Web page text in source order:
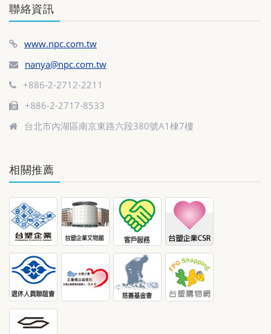
聯絡資訊
www.npc.com.tw
nanya@npc.com.tw
+886-2-2712-2211
+886-2-2717-8533
台北市內湖區南京東路六段380號A1棟7樓
相關推薦